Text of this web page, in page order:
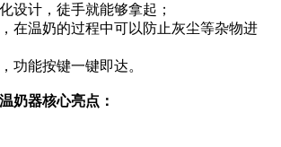
计，徒手就能够拿起；
温奶的过程中可以防止灰尘等杂物进
能按键一键即达。
奶器核心亮点：